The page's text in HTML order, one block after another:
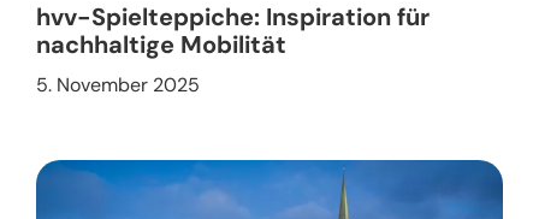
hvv-Spielteppiche: Inspiration für
nachhaltige Mobilität
5. November 2025